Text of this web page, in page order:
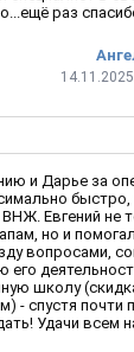
раз
и Дарье за
быстро,
Евгений не
но и
вопросами,
школу
- спустя почти
Удачи всем